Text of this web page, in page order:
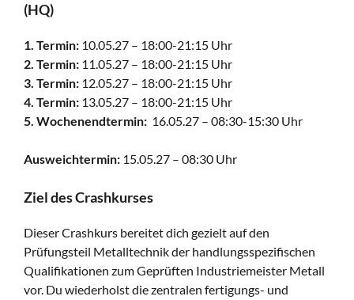
(HQ)
1. Termin: 10.05.27 – 18:00-21:15 Uhr
2. Termin: 11.05.27 – 18:00-21:15 Uhr
3. Termin: 12.05.27 – 18:00-21:15 Uhr
4. Termin: 13.05.27 – 18:00-21:15 Uhr
5. Wochenendtermin: 16.05.27 – 08:30-15:30 Uhr
Ausweichtermin: 15.05.27 – 08:30 Uhr
Ziel des Crashkurses
Dieser Crashkurs bereitet dich gezielt auf den
Prüfungsteil Metalltechnik der handlungsspezifischen
Qualifikationen zum Geprüften Industriemeister Metall
vor. Du wiederholst die zentralen fertigungs- und